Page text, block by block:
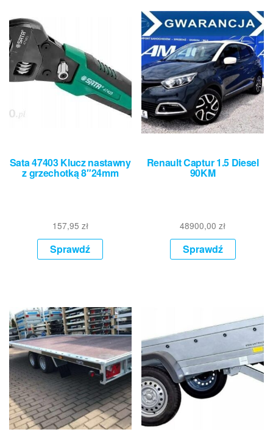
Sata 47403 Klucz nastawny
z grzechotką 8″24mm
157,95 zł
Sprawdź
Renault Captur 1.5 Diesel
90KM
48900,00zł
Sprawdź